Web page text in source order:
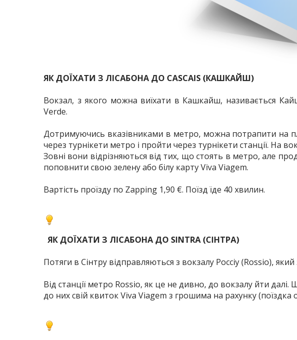
ЯК ДОЇХАТИ З ЛІСАБОНА ДО CASCAIS (КАШКАЙШ)
Вокзал, з якого можна виїхати в Кашкайш, називається
Verde.
Дотримуючись вказівниками в метро, можна потрапити на
через турнікети метро і пройти через турнікети станції. На
Зовні вони відрізняються від тих, що стоять в метро, але
поповнити свою зелену або білу карту Viva Viagem.
Вартість проїзду по Zapping 1,90 €. Поїзд їде 40 хвилин.
ЯК ДОЇХАТИ З ЛІСАБОНА ДО SINTRA (СІНТРА)
Потяги в Сінтру відправляються з вокзалу Россіу (Rossio),
Від станції метро Rossio, як це не дивно, до вокзалу йти далі.
до них свій квиток Viva Viagem з грошима на рахунку